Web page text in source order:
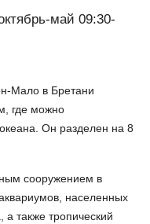
май 09:30-
Мало в Бретани
где можно
Он разделен на 8
сооружением в
населенных
а также тропический